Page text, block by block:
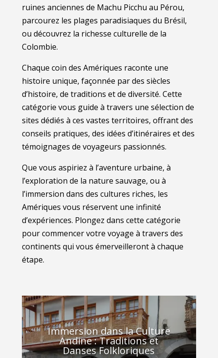
ruines anciennes de Machu Picchu au Pérou,
parcourez les plages paradisiaques du Brésil,
ou découvrez la richesse culturelle de la
Colombie.
Chaque coin des Amériques raconte une
histoire unique, façonnée par des siècles
d’histoire, de traditions et de diversité. Cette
catégorie vous guide à travers une sélection de
sites dédiés à ces vastes territoires, offrant des
conseils pratiques, des idées d’itinéraires et des
témoignages de voyageurs passionnés.
Que vous aspiriez à l’aventure urbaine, à
l’exploration de la nature sauvage, ou à
l’immersion dans des cultures riches, les
Amériques vous réservent une infinité
d’expériences. Plongez dans cette catégorie
pour commencer votre voyage à travers des
continents qui vous émerveilleront à chaque
étape.
Immersion dans la Culture
Andine : Traditions et
Danses Folkloriques